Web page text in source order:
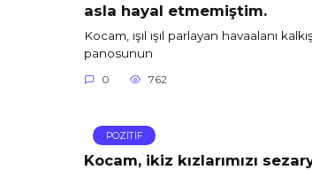
asla hayal etmemiştim.
Kocam, ışıl ışıl parlayan havaalanı kalkış
panosunun
0 762
POZİTİF
Kocam, ikiz kızlarımızı